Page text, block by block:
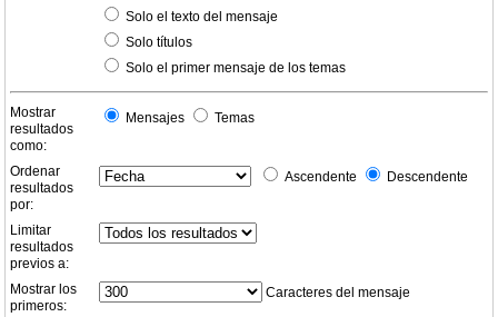
Solo el texto del mensaje
Solo títulos
Solo el primer mensaje de los temas
Mostrar
resultados
como:
Mensajes Temas
Ordenar
resultados
por:
Ascendente Descendente
Limitar
resultados
previos a:
Mostrar los
primeros:
Caracteres del mensaje